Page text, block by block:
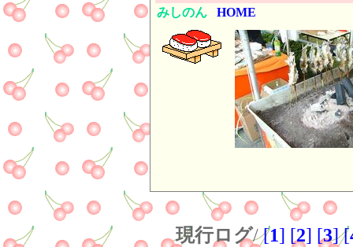
みしのん
HOME
現行ログ/[1] [2] [3] [